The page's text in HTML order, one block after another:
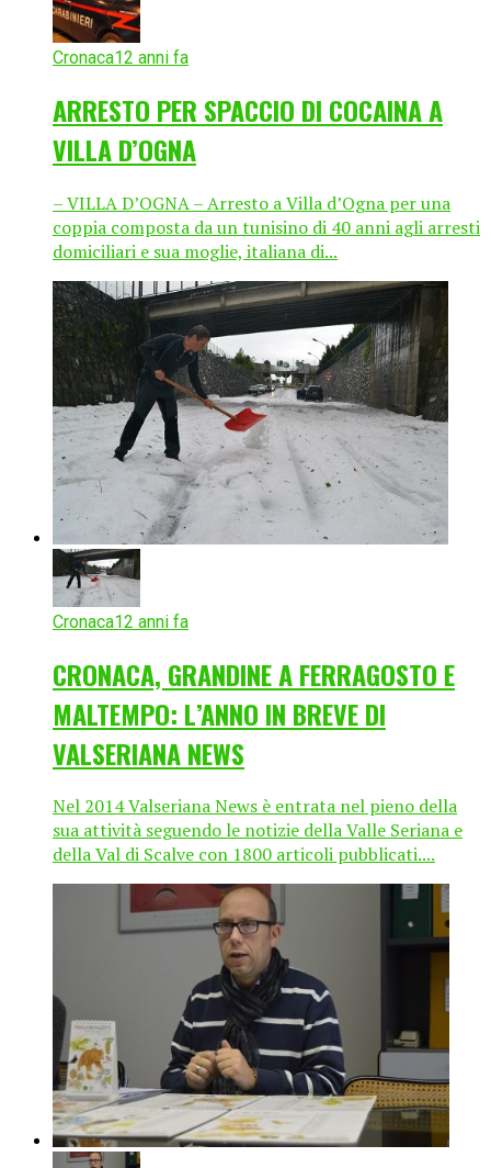
Cronaca12 anni fa
ARRESTO PER SPACCIO DI COCAINA A
VILLA D’OGNA
– VILLA D’OGNA – Arresto a Villa d’Ogna per una
coppia composta da un tunisino di 40 anni agli arresti
domiciliari e sua moglie, italiana di...
Cronaca12 anni fa
CRONACA, GRANDINE A FERRAGOSTO E
MALTEMPO: L’ANNO IN BREVE DI
VALSERIANA NEWS
Nel 2014 Valseriana News è entrata nel pieno della
sua attività seguendo le notizie della Valle Seriana e
della Val di Scalve con 1800 articoli pubblicati....